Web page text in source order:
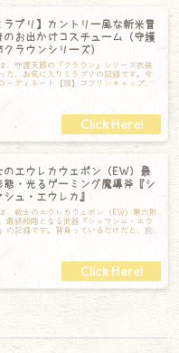
ラプリ】カントリー風な新米冒
のお出かけコスチューム（守護
クラウンシリーズ）
、守護天節の『クラウン』シリーズ衣装
た、お気に入りミラプリの記録です。今
ーディネート【頭】ゴブリンキャップ
のエウレカウェポン（EW）最
態・光るゲーミング魔導斧『シ
シュ・エウレカ』
、戦士のエウレカウェポン（EW）第六形
最終段階となる武器『シャマシュ・エウ
の記録です。背負っているだけだと、前